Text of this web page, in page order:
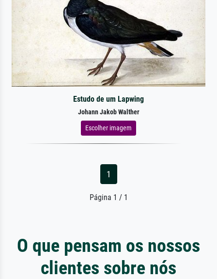
Estudo de um Lapwing
Johann Jakob Walther
Escolher imagem
1
Página 1 / 1
O que pensam os nossos
clientes sobre nós